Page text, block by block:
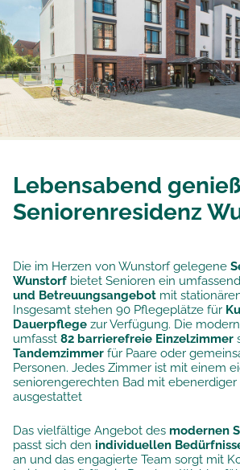
Lebensabend
Seniorenresidenz
Die im Herzen von Wunstorf gelegene
Wunstorf bietet Senioren ein
und Betreuungsangebot mit
Insgesamt stehen 90 Pflegeplätze für
Dauerpflege zur Verfügung. Die
umfasst 82 barrierefreie Einzelzimmer
Tandemzimmer für Paare oder
Personen. Jedes Zimmer ist mit einem
seniorengerechten Bad mit ebenerdiger
ausgestattet
Das vielfältige Angebot des modernen
passt sich den individuellen
an und das engagierte Team sorgt mit